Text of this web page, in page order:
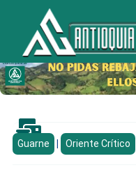

Guarne Oriente Crítico